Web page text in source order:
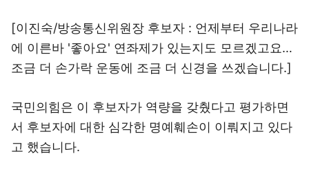
[이진숙/방송통신위원장 후보자 : 언제부터 우리나라
에 이른바 '좋아요' 연좌제가 있는지도 모르겠고요…
조금 더 손가락 운동에 조금 더 신경을 쓰겠습니다.]
국민의힘은 이 후보자가 역량을 갖췄다고 평가하면
서 후보자에 대한 심각한 명예훼손이 이뤄지고 있다
고 했습니다.